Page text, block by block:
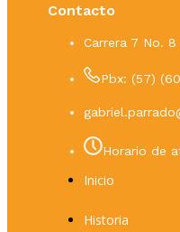
Contacto
Carrera 7 No.
Pbx: (57)
Horario de
Inicio
Historia